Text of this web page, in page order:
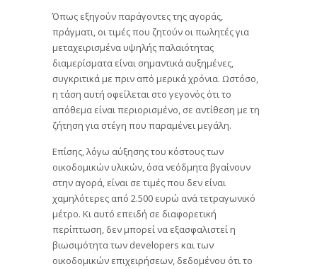
Όπως εξηγούν παράγοντες της αγοράς,
πράγματι, οι τιμές που ζητούν οι πωλητές για
μεταχειρισμένα υψηλής παλαιότητας
διαμερίσματα είναι σημαντικά αυξημένες,
συγκριτικά με πριν από μερικά χρόνια. Ωστόσο,
η τάση αυτή οφείλεται στο γεγονός ότι το
απόθεμα είναι περιορισμένο, σε αντίθεση με τη
ζήτηση για στέγη που παραμένει μεγάλη.
Επίσης, λόγω αύξησης του κόστους των
οικοδομικών υλικών, όσα νεόδμητα βγαίνουν
στην αγορά, είναι σε τιμές που δεν είναι
χαμηλότερες από 2.500 ευρώ ανά τετραγωνικό
μέτρο. Κι αυτό επειδή σε διαφορετική
περίπτωση, δεν μπορεί να εξασφαλιστεί η
βιωσιμότητα των developers και των
οικοδομικών επιχειρήσεων, δεδομένου ότι το